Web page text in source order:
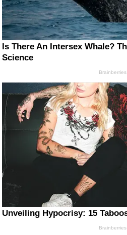
Is There An Intersex Whale?
Science
Brainberries
Unveiling Hypocrisy: 15
Brainberries